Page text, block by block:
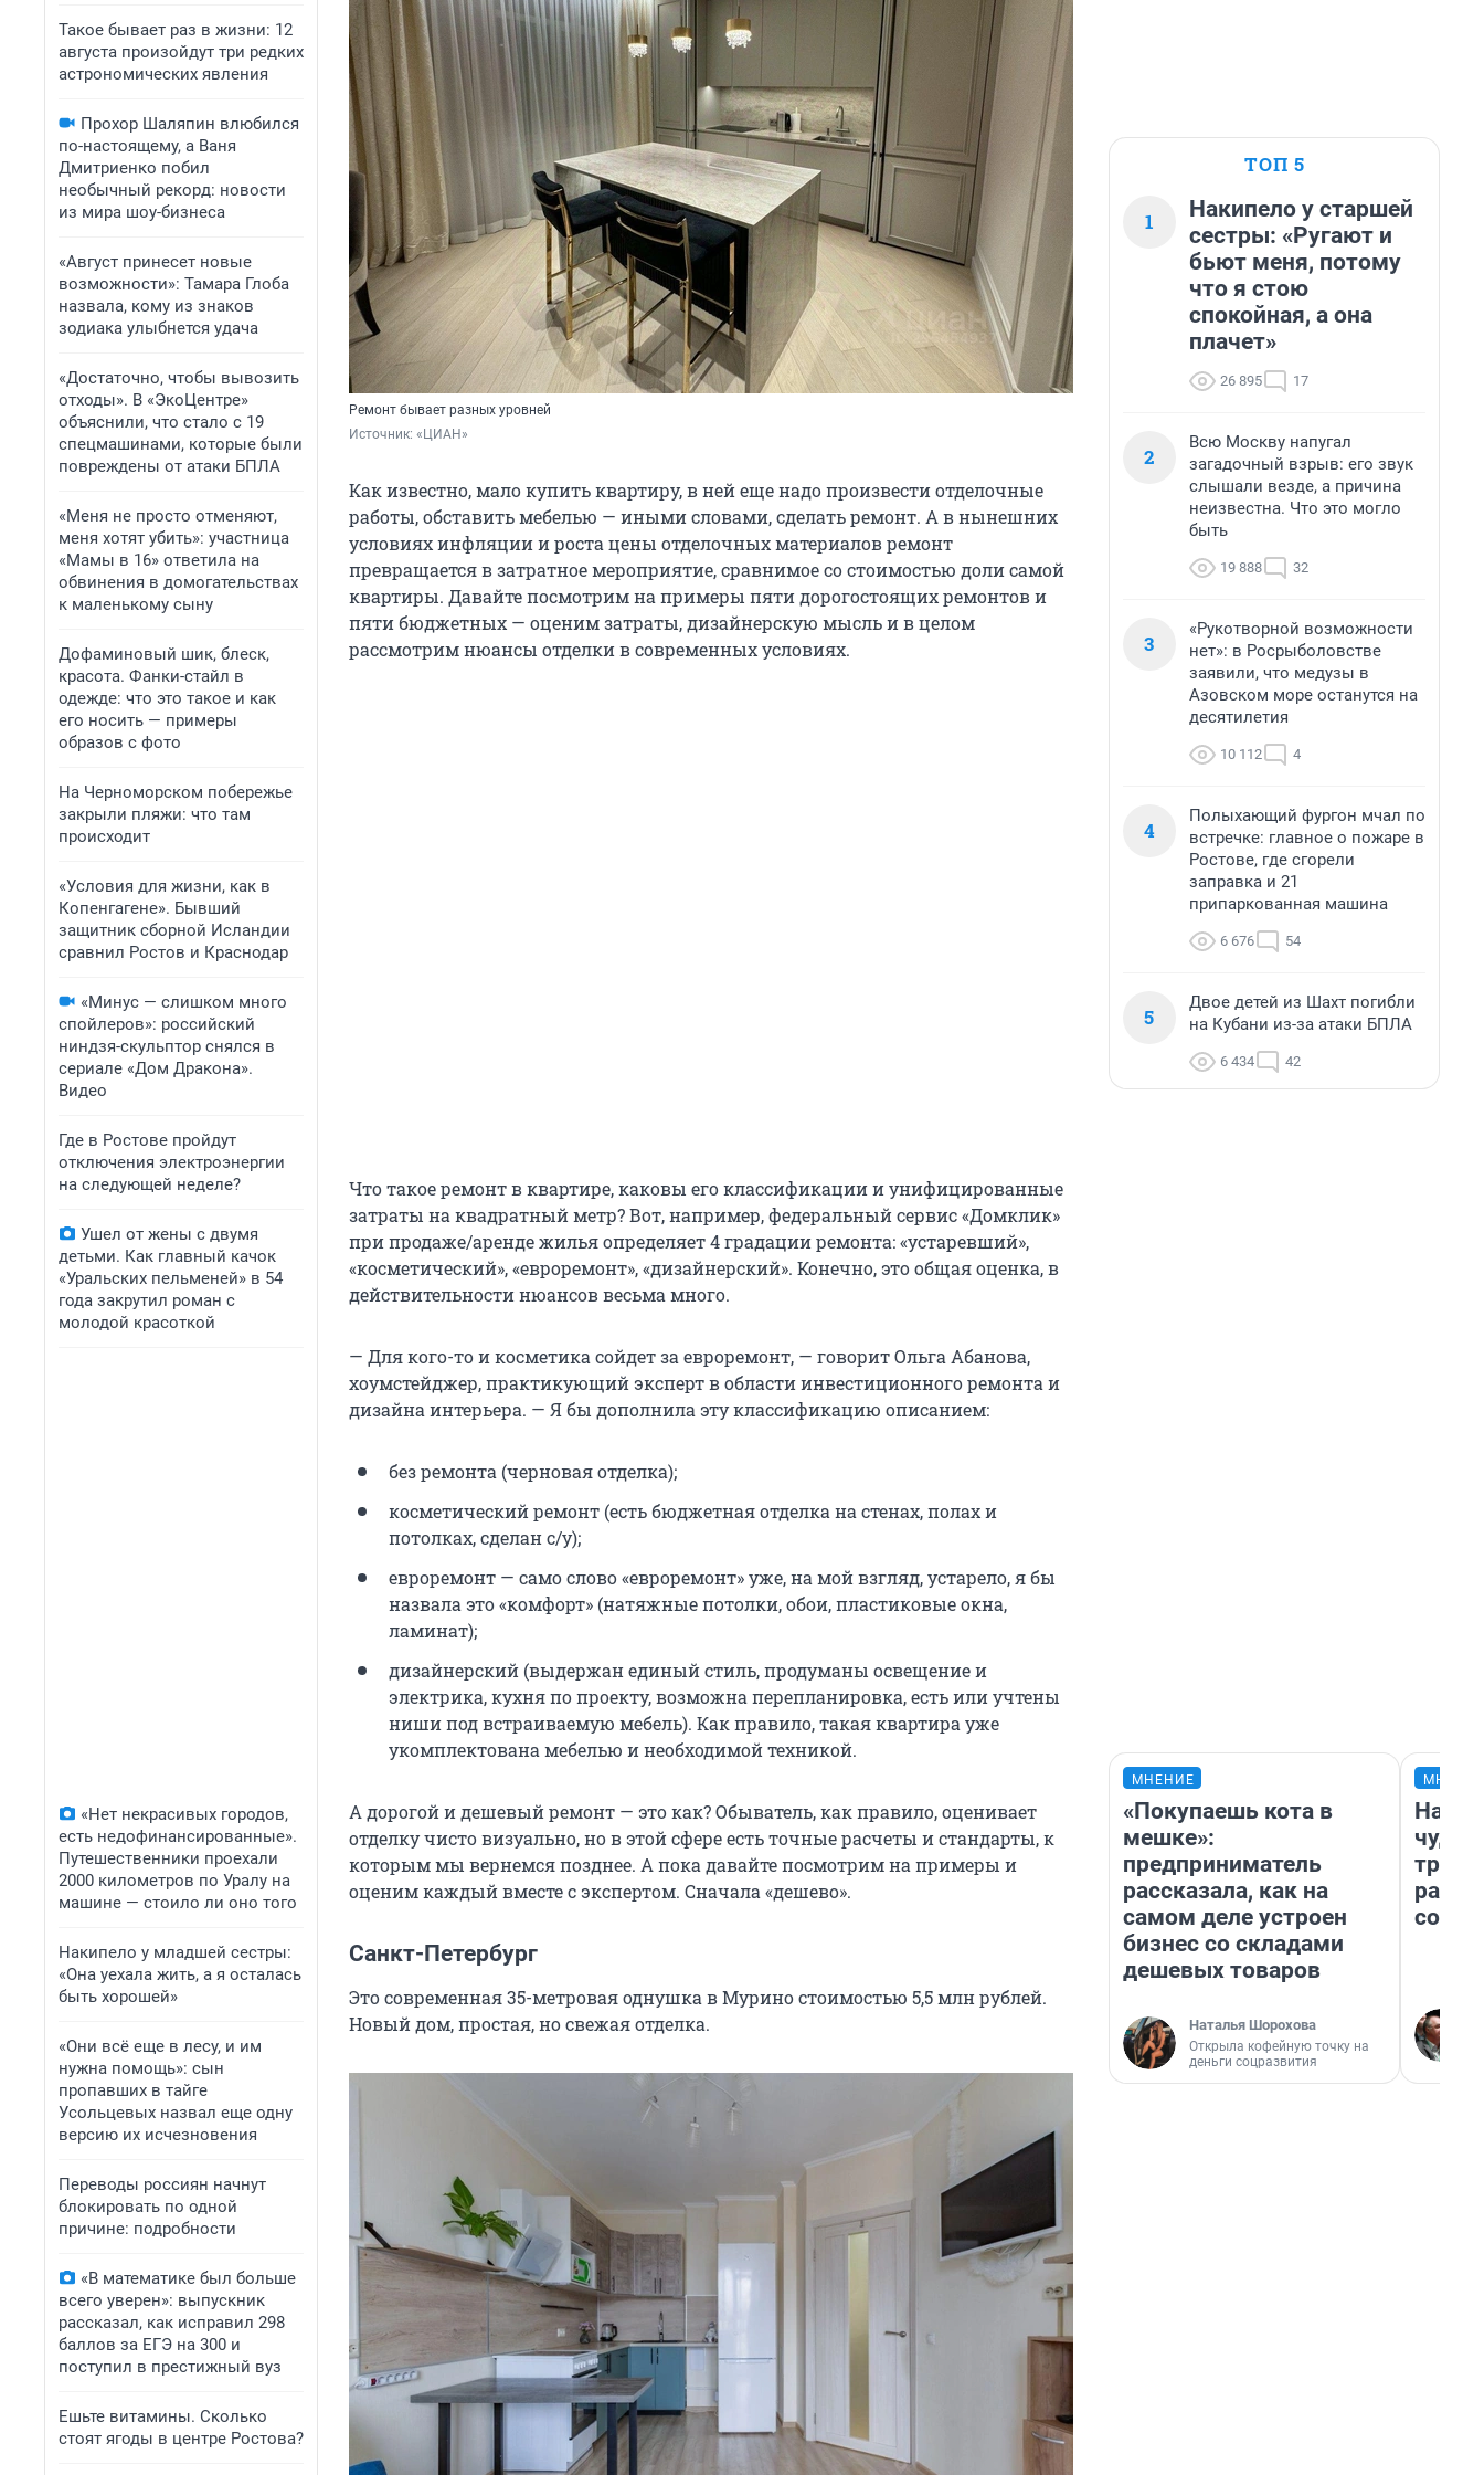
Такое бывает раз в жизни: 12
августа произойдут три редких
астрономических явления
Прохор Шаляпин влюбился
по-настоящему, а Ваня
Дмитриенко побил
необычный рекорд: новости
из мира шоу-бизнеса
«Август принесет новые
возможности»: Тамара Глоба
назвала, кому из знаков
зодиака улыбнется удача
«Достаточно, чтобы вывозить
отходы». В «ЭкоЦентре»
объяснили, что стало с 19
спецмашинами, которые были
повреждены от атаки БПЛА
«Меня не просто отменяют,
меня хотят убить»: участница
«Мамы в 16» ответила на
обвинения в домогательствах
к маленькому сыну
Дофаминовый шик, блеск,
красота. Фанки-стайл в
одежде: что это такое и как
его носить — примеры
образов с фото
На Черноморском побережье
закрыли пляжи: что там
происходит
«Условия для жизни, как в
Копенгагене». Бывший
защитник сборной Исландии
сравнил Ростов и Краснодар
«Минус — слишком много
спойлеров»: российский
ниндзя-скульптор снялся в
сериале «Дом Дракона».
Видео
Где в Ростове пройдут
отключения электроэнергии
на следующей неделе?
Ушел от жены с двумя
детьми. Как главный качок
«Уральских пельменей» в 54
года закрутил роман с
молодой красоткой
«Нет некрасивых городов,
есть недофинансированные».
Путешественники проехали
2000 километров по Уралу на
машине — стоило ли оно того
Накипело у младшей сестры:
«Она уехала жить, а я осталась
быть хорошей»
«Они всё еще в лесу, и им
нужна помощь»: сын
пропавших в тайге
Усольцевых назвал еще одну
версию их исчезновения
Переводы россиян начнут
блокировать по одной
причине: подробности
«В математике был больше
всего уверен»: выпускник
рассказал, как исправил 298
баллов за ЕГЭ на 300 и
поступил в престижный вуз
Ешьте витамины. Сколько
стоят ягоды в центре Ростова?
Ремонт бывает разных уровней
Источник: «ЦИАН»
Как известно, мало купить квартиру, в ней еще надо произвести отделочные
работы, обставить мебелью — иными словами, сделать ремонт. А в нынешних
условиях инфляции и роста цены отделочных материалов ремонт
превращается в затратное мероприятие, сравнимое со стоимостью доли самой
квартиры. Давайте посмотрим на примеры пяти дорогостоящих ремонтов и
пяти бюджетных — оценим затраты, дизайнерскую мысль и в целом
рассмотрим нюансы отделки в современных условиях.
Что такое ремонт в квартире, каковы его классификации и унифицированные
затраты на квадратный метр? Вот, например, федеральный сервис «Домклик»
при продаже/аренде жилья определяет 4 градации ремонта: «устаревший»,
«косметический», «евроремонт», «дизайнерский». Конечно, это общая оценка, в
действительности нюансов весьма много.
— Для кого-то и косметика сойдет за евроремонт, — говорит Ольга Абанова,
хоумстейджер, практикующий эксперт в области инвестиционного ремонта и
дизайна интерьера. — Я бы дополнила эту классификацию описанием:
без ремонта (черновая отделка);
косметический ремонт (есть бюджетная отделка на стенах, полах и
потолках, сделан с/у);
евроремонт — само слово «евроремонт» уже, на мой взгляд, устарело, я бы
назвала это «комфорт» (натяжные потолки, обои, пластиковые окна,
ламинат);
дизайнерский (выдержан единый стиль, продуманы освещение и
электрика, кухня по проекту, возможна перепланировка, есть или учтены
ниши под встраиваемую мебель). Как правило, такая квартира уже
укомплектована мебелью и необходимой техникой.
А дорогой и дешевый ремонт — это как? Обыватель, как правило, оценивает
отделку чисто визуально, но в этой сфере есть точные расчеты и стандарты, к
которым мы вернемся позднее. А пока давайте посмотрим на примеры и
оценим каждый вместе с экспертом. Сначала «дешево».
Санкт-Петербург
Это современная 35-метровая однушка в Мурино стоимостью 5,5 млн рублей.
Новый дом, простая, но свежая отделка.
ТОП 5
1
Накипело у старшей
сестры: «Ругают и
бьют меня, потому
что я стою
спокойная, а она
плачет»
26 895 17
2
Всю Москву напугал
загадочный взрыв: его звук
слышали везде, а причина
неизвестна. Что это могло
быть
19 888 32
3
«Рукотворной возможности
нет»: в Росрыболовстве
заявили, что медузы в
Азовском море останутся на
десятилетия
10 112 4
4
Полыхающий фургон мчал по
встречке: главное о пожаре в
Ростове, где сгорели
заправка и 21
припаркованная машина
6 676 54
5
Двое детей из Шахт погибли
на Кубани из-за атаки БПЛА
6 434 42
МНЕНИЕ
«Покупаешь кота в
мешке»:
предприниматель
рассказала, как на
самом деле устроен
бизнес со складами
дешевых товаров
Наталья Шорохова
Открыла кофейную точку на
деньги соцразвития